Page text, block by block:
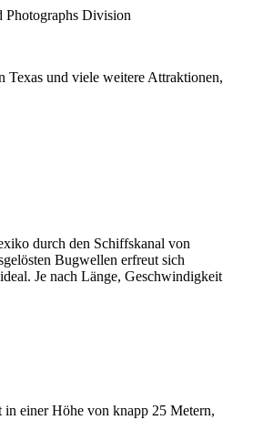
Photographs Division
Texas und viele weitere Attraktionen,
durch den Schiffskanal von
Bugwellen erfreut sich
Je nach Länge, Geschwindigkeit
einer Höhe von knapp 25 Metern,